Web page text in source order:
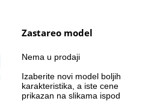
Zastareo model
Nema u prodaji
Izaberite novi model boljih
karakteristika, a iste cene
prikazan na slikama ispod